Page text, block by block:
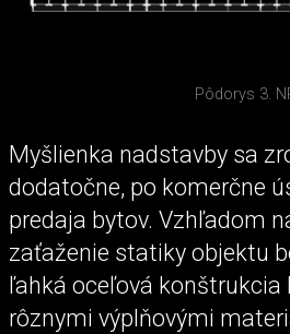
Pôdorys 3.
Myšlienka nadstavby sa
dodatočne, po komerčne
predaja bytov. Vzhľadom
zaťaženie statiky objektu
ľahká oceľová konštrukcia
rôznymi výplňovými